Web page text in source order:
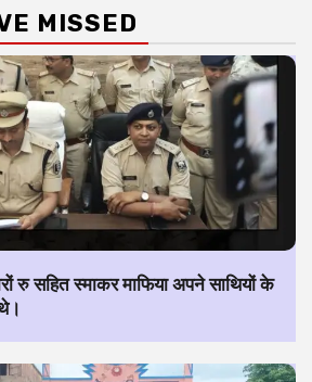
MISSED
रु सहित स्माकर माफिया अपने साथियों के